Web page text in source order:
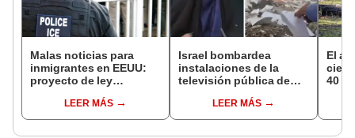
Malas noticias para
inmigrantes en EEUU:
proyecto de ley
condados de Texas a
colaborar con ICE
LEER MÁS
Israel bombardea
instalaciones de la
televisión pública de
cortó por explosión en
vivo
LEER MÁS
El
40
asno